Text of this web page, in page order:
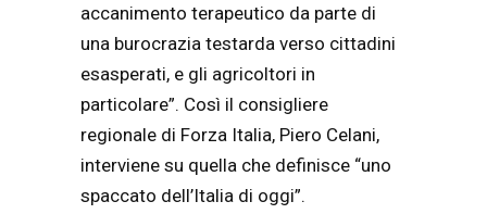
accanimento terapeutico da parte di
una burocrazia testarda verso cittadini
esasperati, e gli agricoltori in
particolare”. Così il consigliere
regionale di Forza Italia, Piero Celani,
interviene su quella che definisce “uno
spaccato dell’Italia di oggi”.